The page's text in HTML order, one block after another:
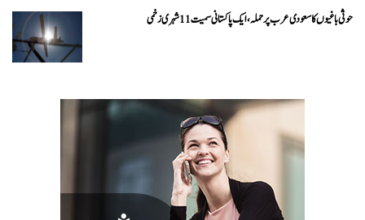
حوثی باغیوں کا سعودی عرب پر حملہ، ایک پاکستانی سمیت 11 شہری زخمی